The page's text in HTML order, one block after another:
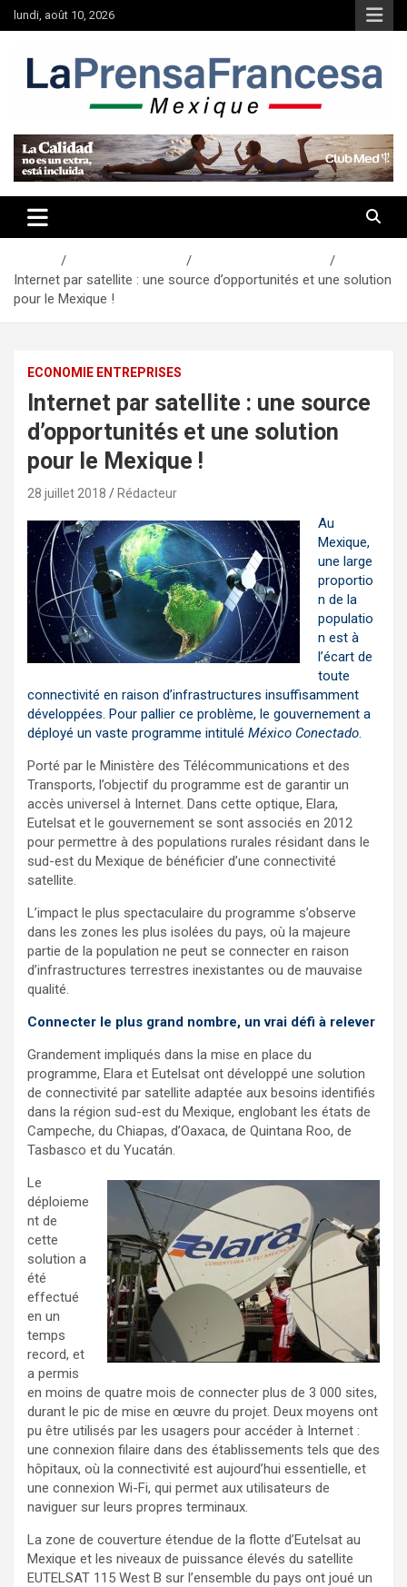
Aller
au
lundi, août 10, 2026
Internet par satellite : une source d’opportunités et une solution
pour le Mexique !
ECONOMIE ENTREPRISES
Internet par satellite : une source
d’opportunités et une solution
pour le Mexique !
28 juillet 2018 Rédacteur
Au
Mexique,
une large
proportio
n de la
populatio
n est à
l’écart de
toute
connectivité en raison d’infrastructures insuffisamment
développées. Pour pallier ce problème, le gouvernement a
déployé un vaste programme intitulé México Conectado.
Porté par le Ministère des Télécommunications et des
Transports, l’objectif du programme est de garantir un
accès universel à Internet. Dans cette optique, Elara,
Eutelsat et le gouvernement se sont associés en 2012
pour permettre à des populations rurales résidant dans le
sud-est du Mexique de bénéficier d’une connectivité
satellite.
L’impact le plus spectaculaire du programme s’observe
dans les zones les plus isolées du pays, où la majeure
partie de la population ne peut se connecter en raison
d’infrastructures terrestres inexistantes ou de mauvaise
qualité.
Connecter le plus grand nombre, un vrai défi à relever
Grandement impliqués dans la mise en place du
programme, Elara et Eutelsat ont développé une solution
de connectivité par satellite adaptée aux besoins identifiés
dans la région sud-est du Mexique, englobant les états de
Campeche, du Chiapas, d’Oaxaca, de Quintana Roo, de
Tasbasco et du Yucatán.
Le
déploieme
nt de
cette
solution a
été
effectué
en un
temps
record, et
a permis
en moins de quatre mois de connecter plus de 3 000 sites,
durant le pic de mise en œuvre du projet. Deux moyens ont
pu être utilisés par les usagers pour accéder à Internet :
une connexion filaire dans des établissements tels que des
hôpitaux, où la connectivité est aujourd’hui essentielle, et
une connexion Wi-Fi, qui permet aux utilisateurs de
naviguer sur leurs propres terminaux.
La zone de couverture étendue de la flotte d’Eutelsat au
Mexique et les niveaux de puissance élevés du satellite
EUTELSAT 115 West B sur l’ensemble du pays ont joué un